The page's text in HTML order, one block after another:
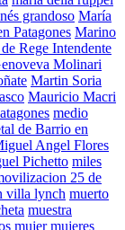
grandoso María
Patagones Marino
Rege Intendente
Molinari
Martin Soria
Mauricio Macri
medio
de Barrio en
Angel Flores
Pichetto miles
25 de
villa lynch muerto
muestra
mujer mujeres